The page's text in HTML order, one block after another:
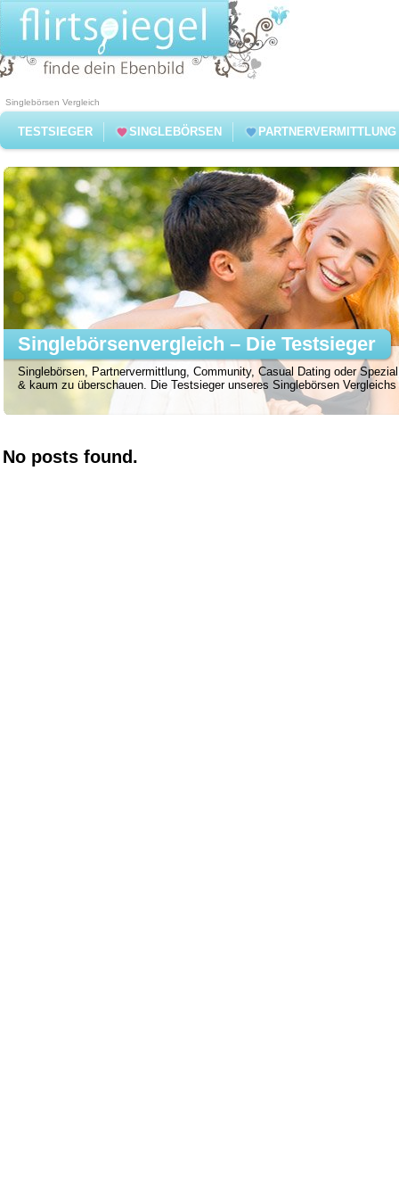
Singlebörsen Vergleich
TESTSIEGER SINGLEBÖRSEN PARTNERVERMITTLUNG
Singlebörsen, Partnervermittlung, Community, Casual Dating oder
& kaum zu überschauen. Die Testsieger unseres Singlebörsen
Singlebörsenvergleich – Die Testsieger
No posts found.